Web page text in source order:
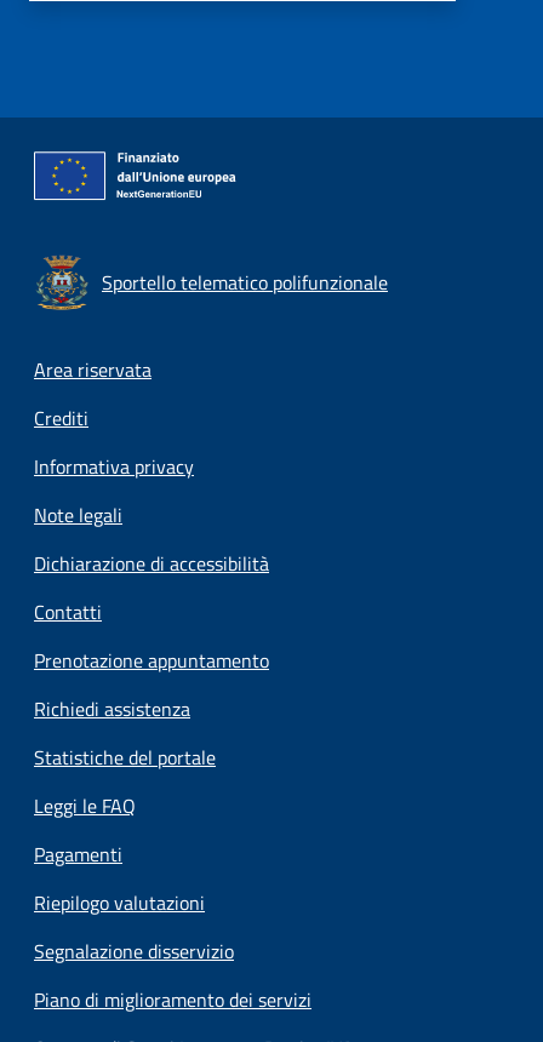
Sportello telematico polifunzionale
Footer menu
Area riservata
Crediti
Informativa privacy
Note legali
Dichiarazione di accessibilità
Contatti
Prenotazione appuntamento
Richiedi assistenza
Statistiche del portale
Leggi le FAQ
Pagamenti
Riepilogo valutazioni
Segnalazione disservizio
Piano di miglioramento dei servizi